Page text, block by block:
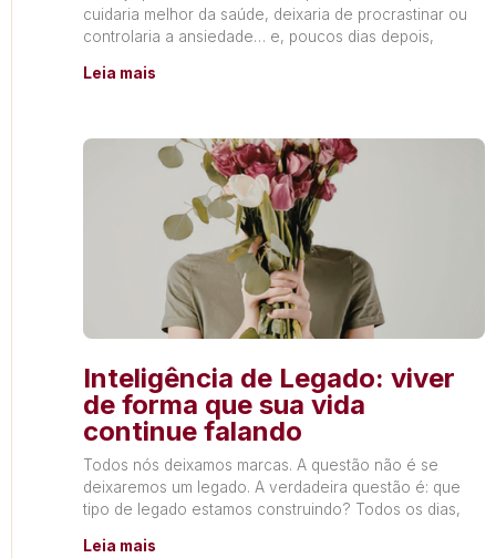
cuidaria melhor da saúde, deixaria de procrastinar ou
controlaria a ansiedade… e, poucos dias depois,
Leia mais
Inteligência de Legado: viver
de forma que sua vida
continue falando
Todos nós deixamos marcas. A questão não é se
deixaremos um legado. A verdadeira questão é: que
tipo de legado estamos construindo? Todos os dias,
Leia mais